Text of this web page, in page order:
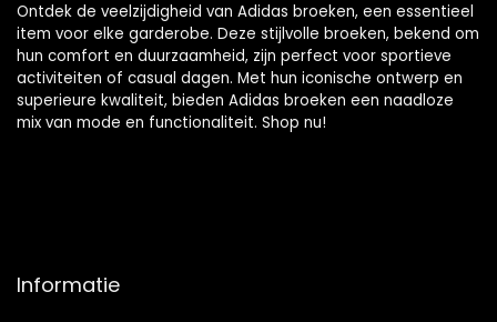
Ontdek de veelzijdigheid van Adidas broeken, een essentieel
item voor elke garderobe. Deze stijlvolle broeken, bekend om
hun comfort en duurzaamheid, zijn perfect voor sportieve
activiteiten of casual dagen. Met hun iconische ontwerp en
superieure kwaliteit, bieden Adidas broeken een naadloze
mix van mode en functionaliteit. Shop nu!
Informatie